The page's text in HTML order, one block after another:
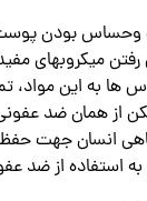
وحساس بودن
میکروبهای
ها به این مواد،
از همان ضد
انسان جهت حفظ